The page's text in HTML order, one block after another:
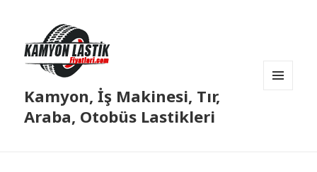
Kamyon, İş Makinesi, Tır,
Araba, Otobüs Lastikleri